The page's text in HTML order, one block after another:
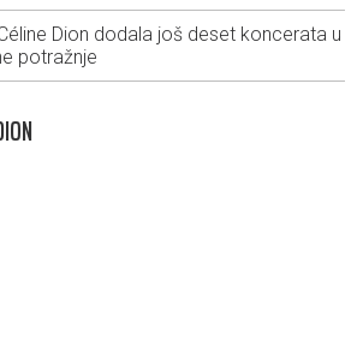
Dion dodala još deset koncerata u
potražnje